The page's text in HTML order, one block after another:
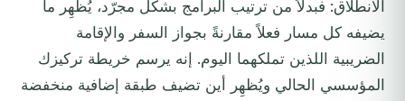
الانطلاق: فبدلاً من ترتيب البرامج بشكل مجرّد، يُظهِر ما
يضيفه كل مسار فعلاً مقارنةً بجواز السفر والإقامة
الضريبية اللذين تملكهما اليوم. إنه يرسم خريطة تركيزك
المؤسسي الحالي ويُظهِر أين تضيف طبقة إضافية منخفضة